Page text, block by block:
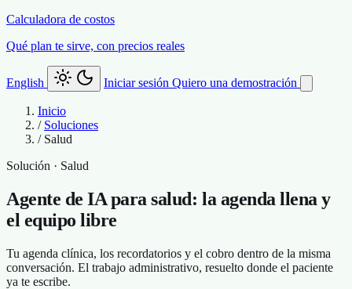
Calculadora de costos
Qué plan te sirve, con precios reales
English Iniciar sesión Quiero una demostración
Inicio
/ Soluciones
/ Salud
Solución · Salud
Agente de IA para salud: la agenda llena y
el equipo libre
Tu agenda clínica, los recordatorios y el cobro dentro de la misma
conversación. El trabajo administrativo, resuelto donde el paciente
ya te escribe.